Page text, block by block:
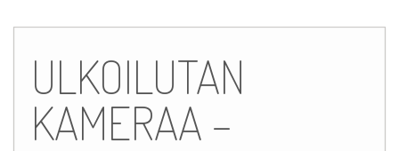
content
ULKOILUTAN
KAMERAA –